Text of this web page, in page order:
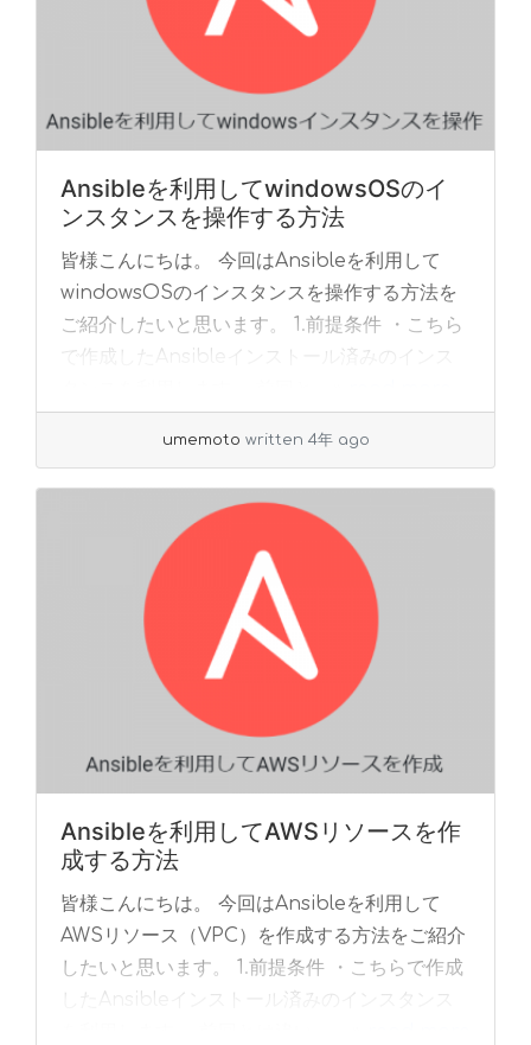
Ansibleを利用してwindowsOSのイ
ンスタンスを操作する方法
皆様こんにちは。 今回はAnsibleを利用して
windowsOSのインスタンスを操作する方法を
ご紹介したいと思います。 1.前提条件 ・こちら
で作成したAnsibleインストール済みのインス
umemoto written 4年 ago
Ansibleを利用してAWSリソースを作
成する方法
皆様こんにちは。 今回はAnsibleを利用して
AWSリソース（VPC）を作成する方法をご紹介
したいと思います。 1.前提条件 ・こちらで作成
したAnsibleインストール済みのインスタンス